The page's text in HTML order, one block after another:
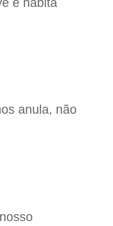
anula, não